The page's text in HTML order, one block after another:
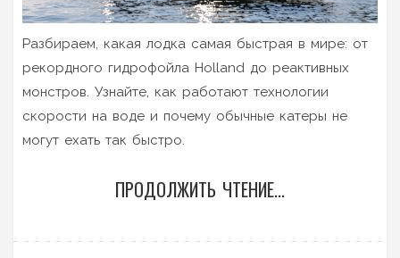
Разбираем, какая лодка самая быстрая в мире: от
рекордного гидрофойла Holland до реактивных
монстров. Узнайте, как работают технологии
скорости на воде и почему обычные катеры не
могут ехать так быстро.
ПРОДОЛЖИТЬ ЧТЕНИЕ...